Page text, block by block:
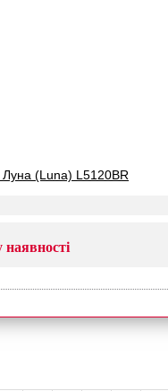
Луна (Luna) L5120BR